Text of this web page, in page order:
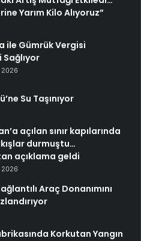
Yarım Kilo Alıyoruz”
ile Gümrük Vergisi
2026
Su Taşınıyor
açılan sınır kapılarında
durmuştu…
açıklama geldi
2026
Araç Donanımını
Korkutan Yangın